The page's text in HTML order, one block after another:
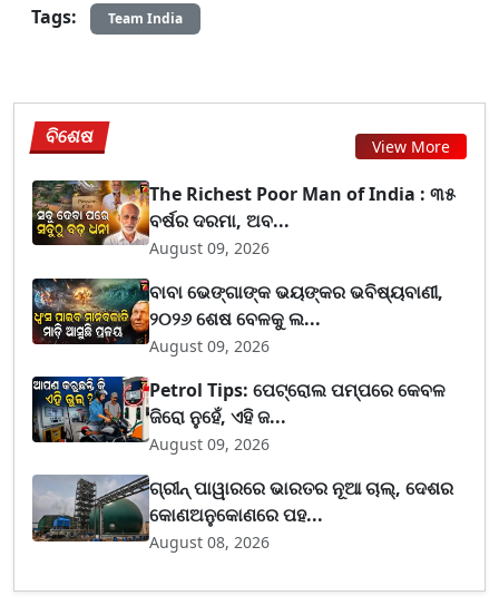
Tags:
Team India
ବିଶେଷ View More
The Richest Poor Man of India : ୩୫
ବର୍ଷର ଦରମା, ଅବ...
August 09, 2026
ବାବା ଭେଙ୍ଗାଙ୍କ ଭୟଙ୍କର ଭବିଷ୍ୟବାଣୀ,
୨୦୨୬ ଶେଷ ବେଳକୁ ଲ...
August 09, 2026
Petrol Tips: ପେଟ୍ରୋଲ ପମ୍ପରେ କେବଳ
ଜିରୋ ନୁହେଁ, ଏହି ଜ...
August 09, 2026
ଗ୍ରୀନ୍ ପାୱାରରେ ଭାରତର ନୂଆ ଚାଲ୍, ଦେଶର
କୋଣଅନୁକୋଣରେ ପହ...
August 08, 2026